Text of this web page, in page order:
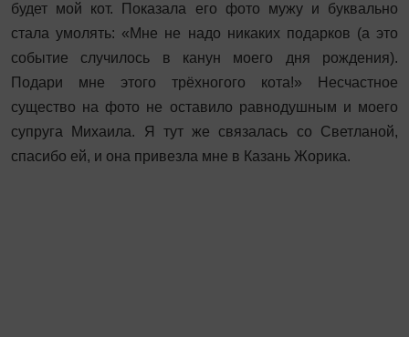
будет мой кот. Показала его фото мужу и буквально
стала умолять: «Мне не надо никаких подарков (а это
событие случилось в канун моего дня рождения).
Подари мне этого трёхногого кота!» Несчастное
существо на фото не оставило равнодушным и моего
супруга Михаила. Я тут же связалась со Светланой,
спасибо ей, и она привезла мне в Казань Жорика.